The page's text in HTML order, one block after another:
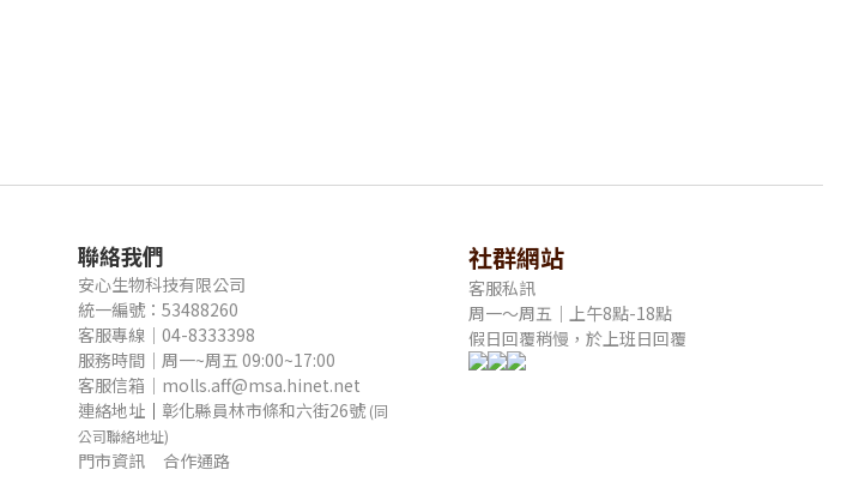
聯絡我們
安心生物科技有限公司
統一編號：53488260
客服專線｜04-8333398
服務時間｜周一~周五 09:00~17:00
客服信箱｜molls.aff@msa.hinet.net
連絡地址 ｜ 彰化縣員林市條和六街26號 (同
公司聯絡地址)
門市資訊 合作通路
社群網站
客服私訊
周一～周五｜上午8點-18點
假日回覆稍慢，於上班日回覆